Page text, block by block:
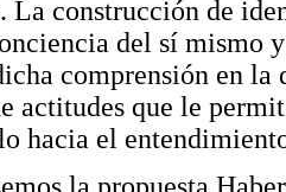
La construcción de
del sí mismo
comprensión en
actitudes que le
hacia el